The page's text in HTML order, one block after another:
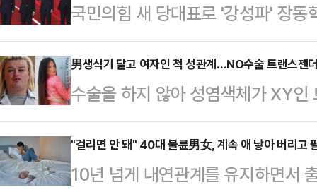
국민의힘 새 당대표로 '강성파' 장
배를 마신 안철수·조경태 의원과
당 안팎의 관심이 쏠리고 있다. 장
후보들을 겨냥한 듯 거듭 단일대오
다고 제창했지만, 윤석열 전 대통령
무시할 수 없는 만큼 차별화된 정치
보인다.장동혁 신임 당대표는 26일
男생식기 달고 여자인 척 성관계…NO수술 트랜스젠
수술을 하지 않아 성염색체가 XY
다가 성폭행 혐의로 유죄 판결을
르면 시아라 왓킨(21)은 2022년 6
성과 성적으로 접촉했다.당시 왓킨
"걸리면 안 돼" 40대 불륜男女, 계속 애 낳아 버리고
10년 넘게 내연관계를 유지하면서